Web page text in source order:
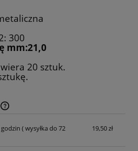
300
mm:21,0
20 sztuk.
kosztów płatności
godzin ( wysyłka do 72
19,50 zł